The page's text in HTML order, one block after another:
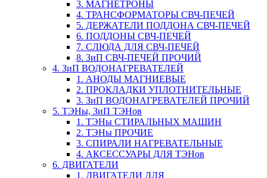
3. МАГНЕТРОНЫ
4. ТРАНСФОРМАТОРЫ СВЧ-ПЕЧЕЙ
5. ДЕРЖАТЕЛИ ПОДДОНА СВЧ-ПЕЧЕЙ
6. ПОДДОНЫ СВЧ-ПЕЧЕЙ
7. СЛЮДА ДЛЯ СВЧ-ПЕЧЕЙ
8. ЗиП СВЧ-ПЕЧЕЙ ПРОЧИЙ
4. ЗиП ВОДОНАГРЕВАТЕЛЕЙ
1. АНОДЫ МАГНИЕВЫЕ
2. ПРОКЛАДКИ УПЛОТНИТЕЛЬНЫЕ
3. ЗиП ВОДОНАГРЕВАТЕЛЕЙ ПРОЧИЙ
5. ТЭНы, ЗиП ТЭНов
1. ТЭНы СТИРАЛЬНЫХ МАШИН
2. ТЭНы ПРОЧИЕ
3. СПИРАЛИ НАГРЕВАТЕЛЬНЫЕ
4. АКСЕССУАРЫ ДЛЯ ТЭНов
6. ДВИГАТЕЛИ
1. ДВИГАТЕЛИ ДЛЯ